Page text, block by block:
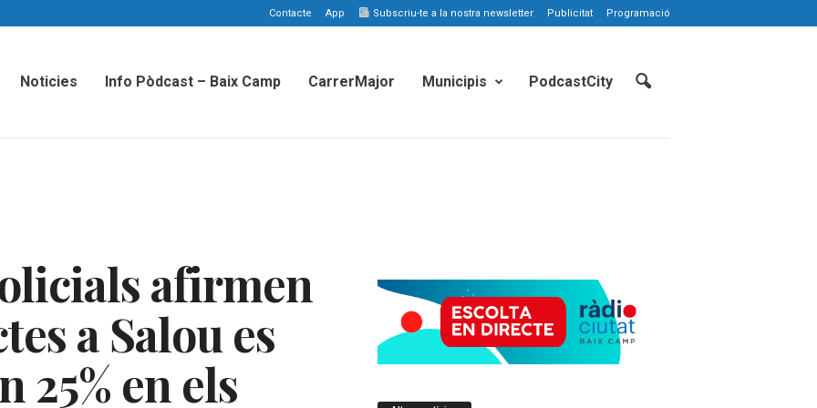
Contacte App Subscriu-te a la nostra newsletter Publicitat Programació
Noticies Info Pòdcast – Baix Camp CarrerMajor Municipis PodcastCity
afirmen
a Salou es
25% en els